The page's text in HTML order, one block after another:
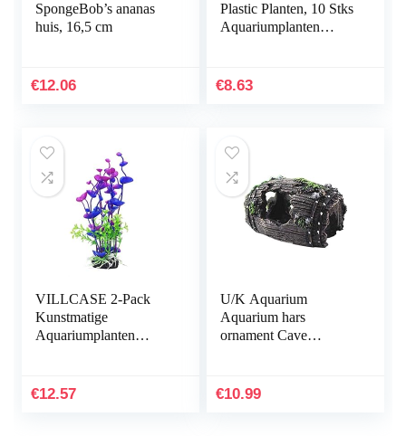
SpongeBob’s ananas
huis, 16,5 cm
€12.06
Plastic Planten, 10 Stks
Aquariumplanten
Kunstplanten
€8.63
VILLCASE 2-Pack
Kunstmatige
Aquariumplanten
Inrichting Plastic
€12.57
U/K Aquarium
Aquarium hars
ornament Cave
decor zwart M
€10.99